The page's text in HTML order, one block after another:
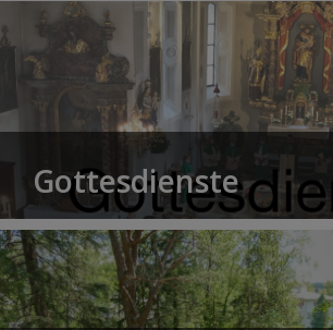
Gottesdienste